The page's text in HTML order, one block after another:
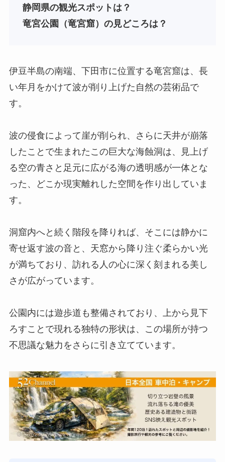
静岡県の観光スポットは？
竜宮公園（竜宮窟）の見どころは？
伊豆半島の南端、下田市に位置する竜宮窟は、長
い年月をかけて波が削り上げた自然の芸術品で
す。
波の侵食によって崖が削られ、さらに天井が崩落
したことで生まれたこの巨大な海蝕洞は、見上げ
る空の青さと足元に広がる海の透明感が一体とな
った、どこか現実離れした空間を作り出していま
す。
洞窟内へと続く階段を降りれば、そこには静かに
寄せ返す波の音と、天窓から降り注ぐ柔らかい光
が満ちており、訪れる人の心に深く刻まれる美し
さが広がっています。
公園内には遊歩道も整備されており、上から見下
ろすことで現れる独特の形状は、この場所が持つ
不思議な魅力をさらに引き立てています。